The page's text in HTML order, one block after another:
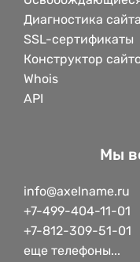
Диагностика
SSL-сертификаты
Конструктор
Whois
API
Мы
info@axelname.ru
+7-499-404-11-01
+7-812-309-51-01
еще телефоны...